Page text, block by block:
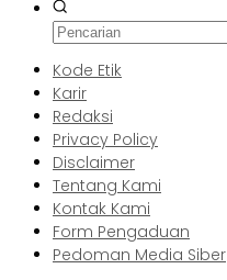
Kode Etik
Karir
Redaksi
Privacy Policy
Disclaimer
Tentang Kami
Kontak Kami
Form Pengaduan
Pedoman Media Siber